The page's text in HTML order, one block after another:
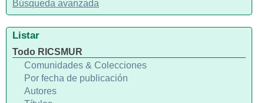
Búsqueda avanzada
Listar
Todo RICSMUR
Comunidades & Colecciones
Por fecha de publicación
Autores